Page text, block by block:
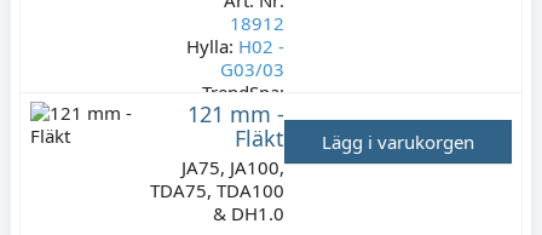
18912
Hylla: H02 -
G03/03
TrendSpa:
5831
4 st
99 kr
121 mm -
Fläkt
JA75, JA100,
TDA75, TDA100
& DH1.0
Lägg i varukorgen